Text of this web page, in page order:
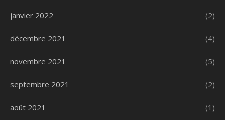
janvier 2022 (2)
décembre 2021 (4)
novembre 2021 (5)
septembre 2021 (2)
août 2021 (1)